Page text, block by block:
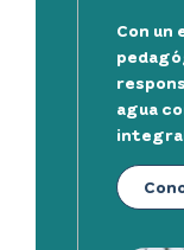
Con
agua